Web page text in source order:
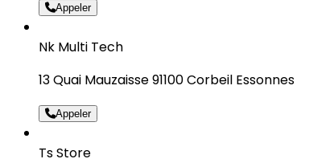
Appeler
Nk Multi Tech
13 Quai Mauzaisse 91100 Corbeil Essonnes
Appeler
Ts Store